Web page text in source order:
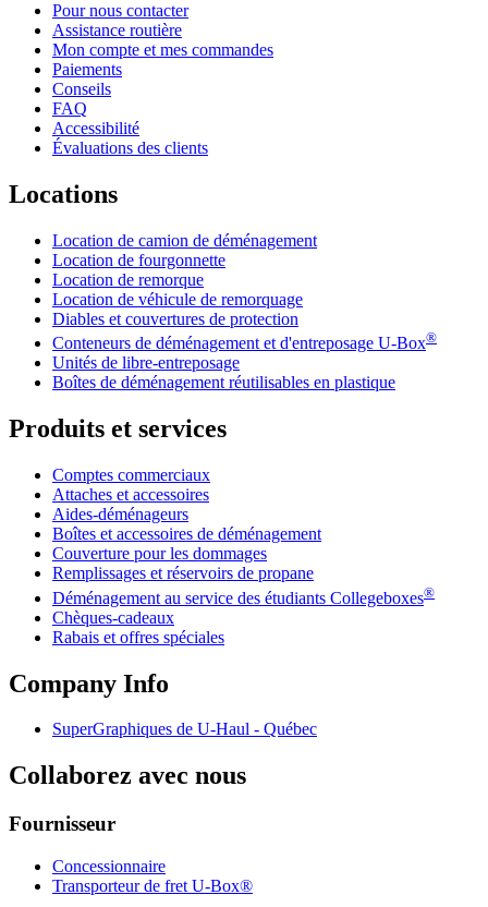
Pour nous contacter
Assistance routière
Mon compte et mes commandes
Paiements
Conseils
FAQ
Accessibilité
Évaluations des clients
Locations
Location de camion de déménagement
Location de fourgonnette
Location de remorque
Location de véhicule de remorquage
Diables et couvertures de protection
Conteneurs de déménagement et d'entreposage U-Box®
Unités de libre-entreposage
Boîtes de déménagement réutilisables en plastique
Produits et services
Comptes commerciaux
Attaches et accessoires
Aides-déménageurs
Boîtes et accessoires de déménagement
Couverture pour les dommages
Remplissages et réservoirs de propane
Déménagement au service des étudiants Collegeboxes®
Chèques-cadeaux
Rabais et offres spéciales
Company Info
SuperGraphiques de U-Haul - Québec
Collaborez avec nous
Fournisseur
Concessionnaire
Transporteur de fret U-Box®